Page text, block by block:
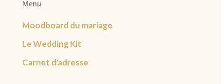
Menu
Moodboard du mariage
Le Wedding Kit
Carnet d'adresse